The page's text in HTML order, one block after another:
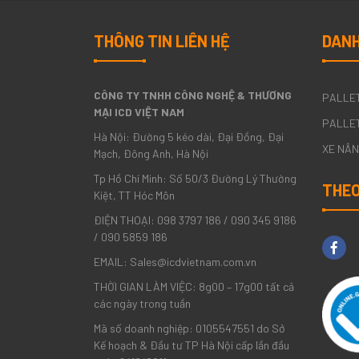
THÔNG TIN LIÊN HỆ
CÔNG TY TNHH CÔNG NGHỆ & THƯƠNG
MẠI ICD VIỆT NAM
Hà Nội: Đường 5 kéo dài, Đại Đồng, Đại
Mạch, Đông Anh, Hà Nội
Tp Hồ Chí Minh: Số 50/3 Đường Lý Thường
Kiệt, TT Hóc Môn
ĐIỆN THOẠI: 098 3797 186 / 090 345 9186
/ 090 5859 186
EMAIL: Sales@icdvietnam.com.vn
THỜI GIAN LÀM VIỆC: 8g00 – 17g00 tất cả
các ngày trong tuần
Mã số doanh nghiệp: 0105547551 do Sở
Kế hoạch & Đầu tư TP Hà Nội cấp lần đầu
XE